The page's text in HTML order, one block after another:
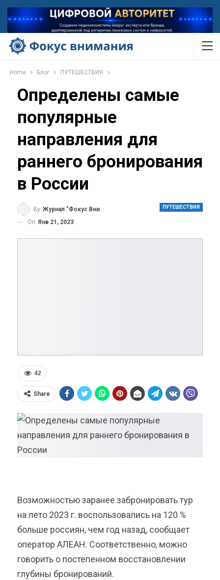
Home Блог ПУТЕШЕСТВИЯ
Определены самые
популярные
направления для
раннего бронирования
в России
ПУТЕШЕСТВИЯ
By Журнал "Фокус Внимания"
On Янв 21, 2023
42
Share
Возможностью заранее забронировать тур
на лето 2023 г. воспользовались на 120 %
больше россиян, чем год назад, сообщает
оператор АЛЕАН. Соответственно, можно
говорить о постепенном восстановлении
глубины бронирований.